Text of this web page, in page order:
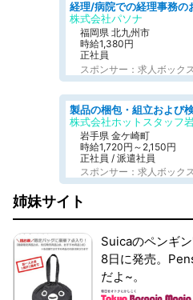
株式会社パソナ
福岡県 北九州市
時給1,380円
正社員
スポンサー：求人ボックス
株式会社ホットスタッフ
岩手県 金ケ崎町
時給1,720円～2,150円
正社員 / 派遣社員
スポンサー：求人ボック
姉妹サイト
Suicaのペンギ
8日に発売。
だよ~。